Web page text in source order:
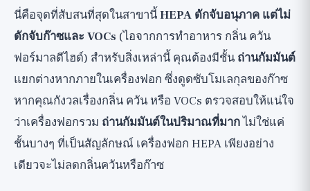
นี่คือจุดที่สับสนที่สุดในสาขานี้HEPA ดักจับอนุภาค แต่ไม่
ดักจับก๊าซและ VOCs (ไอจากการทำอาหาร กลิ่น ควัน
ฟอร์มาลดีไฮด์) สำหรับสิ่งเหล่านี้ คุณต้องมีชั้น ถ่านกัมมันต์
แยกต่างหากภายในเครื่องฟอก ซึ่งดูดซับโมเลกุลของก๊าซ
หากคุณกังวลเรื่องกลิ่น ควัน หรือ VOCs ตรวจสอบให้แน่ใจ
ว่าเครื่องฟอกรวม ถ่านกัมมันต์ในปริมาณที่มากไม่ใช่แค่
ชั้นบางๆ ที่เป็นสัญลักษณ์ เครื่องฟอก HEPA เพียงอย่าง
เดียวจะไม่ลดกลิ่นควันหรือก๊าซ